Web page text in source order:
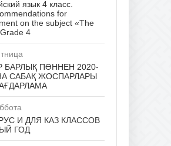
язык 4 класс.
for
on the subject «The
4
БАРЛЫҚ ПӘННЕН 2020-
САБАҚ ЖОСПАРЛАРЫ
И ДЛЯ КАЗ КЛАССОВ
ГОД